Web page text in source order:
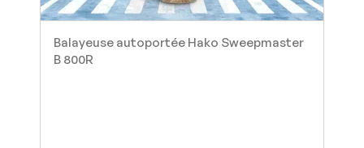
Balayeuse autoportée Hako Sweepmaster
B 800R